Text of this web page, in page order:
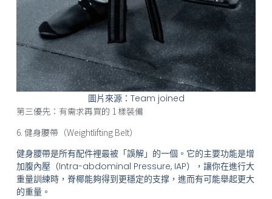
圖片來源：Team joined
第三優先：有需求再買的 1 樣裝備
6. 健身腰帶（Weightlifting Belt）
健身腰帶是所有配件裡最被「誤解」的一個。它的主要功能是增
加腹內壓（Intra-abdominal Pressure, IAP），讓你在進行大
重量訓練時，脊椰能夠得到更穩定的支撑，進而有可能舉起更大
的重量。